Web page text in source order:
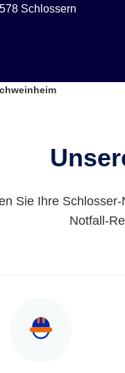
Schlossern
Sie Ihre
Notfall-